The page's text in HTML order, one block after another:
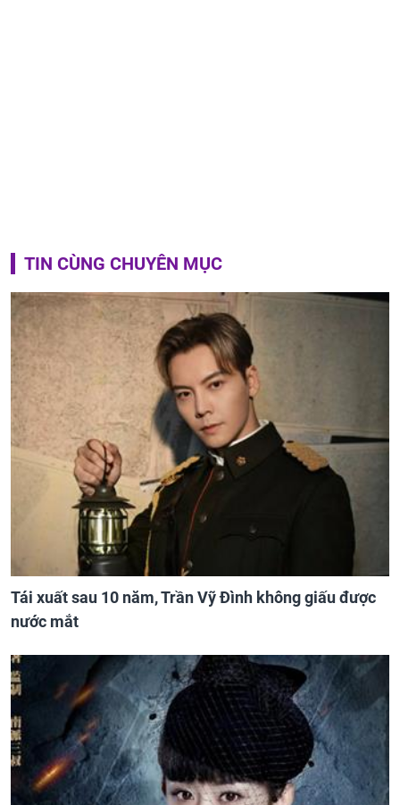
TIN CÙNG CHUYÊN MỤC
Tái xuất sau 10 năm, Trần Vỹ Đình không giấu được
nước mắt